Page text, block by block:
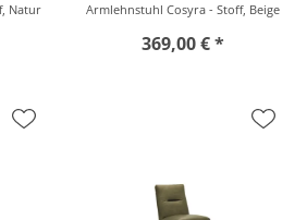
Natur
Armlehnstuhl Cosyra - Stoff, Beige
369,00 € *